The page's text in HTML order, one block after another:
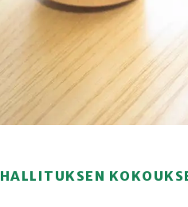
HALLITUKSEN